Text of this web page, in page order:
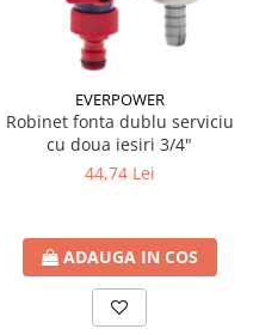
EVERPOWER
Robinet fonta dublu serviciu
cu doua iesiri 3/4"
44,74 Lei
ADAUGA IN COS